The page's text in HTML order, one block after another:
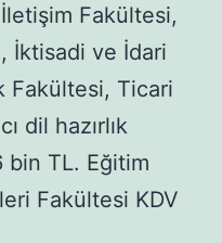
Fakültesi,
İktisadi ve İdari
Fakültesi, Ticari
dil hazırlık
bin TL. Eğitim
Fakültesi KDV